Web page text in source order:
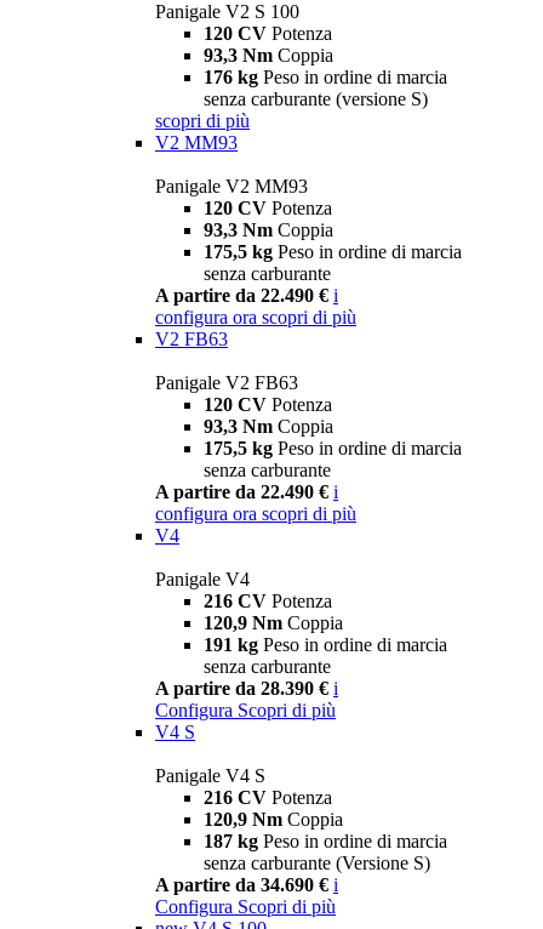
Panigale V2 S 100
120 CV Potenza
93,3 Nm Coppia
176 kg Peso in ordine di marcia
senza carburante (versione S)
scopri di più
V2 MM93
Panigale V2 MM93
120 CV Potenza
93,3 Nm Coppia
175,5 kg Peso in ordine di marcia
senza carburante
A partire da 22.490 € i
configura ora scopri di più
V2 FB63
Panigale V2 FB63
120 CV Potenza
93,3 Nm Coppia
175,5 kg Peso in ordine di marcia
senza carburante
A partire da 22.490 € i
configura ora scopri di più
V4
Panigale V4
216 CV Potenza
120,9 Nm Coppia
191 kg Peso in ordine di marcia
senza carburante
A partire da 28.390 € i
Configura Scopri di più
V4 S
Panigale V4 S
216 CV Potenza
120,9 Nm Coppia
187 kg Peso in ordine di marcia
senza carburante (Versione S)
A partire da 34.690 € i
Configura Scopri di più